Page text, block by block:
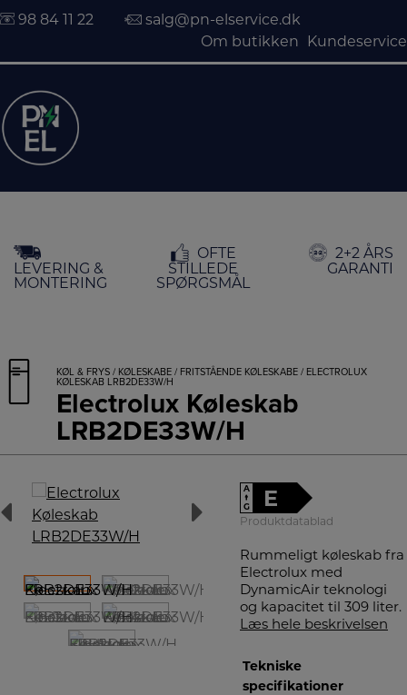
indholdet
98 84 11 22
salg@pn-elservice.dk
Om butikken
Kundeservice
LEVERING &
MONTERING
OFTE
STILLEDE
SPØRGSMÅL
2+2 ÅRS
GARANTI
KØL & FRYS / KØLESKABE / FRITSTÅENDE KØLESKABE / ELECTROLUX
KØLESKAB LRB2DE33W/H
Electrolux Køleskab
LRB2DE33W/H
A
↑
G
E
Produktdatablad
Rummeligt køleskab fra
Electrolux med
DynamicAir teknologi
og kapacitet til 309 liter.
Læs hele beskrivelsen
Tekniske
specifikationer